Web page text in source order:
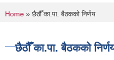
You are here
Home » छैठौँ का.पा. बैठकको निर्णय
छैठौँ का.पा. बैठकको